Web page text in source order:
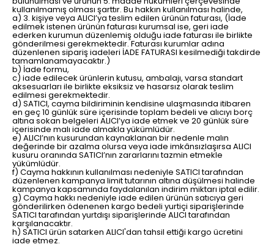
kullanılmamış olması şarttır. Bu hakkın kullanılması halinde,
a) 3. kişiye veya ALICI’ya teslim edilen ürünün faturası, (İade
edilmek istenen ürünün faturası kurumsal ise, geri iade
ederken kurumun düzenlemiş olduğu iade faturası ile birlikte
gönderilmesi gerekmektedir. Faturası kurumlar adına
düzenlenen sipariş iadeleri İADE FATURASI kesilmediği takdirde
tamamlanamayacaktır.)
b) İade formu,
c) iade edilecek ürünlerin kutusu, ambalajı, varsa standart
aksesuarları ile birlikte eksiksiz ve hasarsız olarak teslim
edilmesi gerekmektedir.
d) SATICI, cayma bildiriminin kendisine ulaşmasında itibaren
en geç 10 günlük süre içerisinde toplam bedeli ve alıcıyı borç
altına sokan belgeleri ALICI’ya iade etmek ve 20 günlük süre
içerisinde malı iade almakla yükümlüdür.
e) ALICI’nın kusurundan kaynaklanan bir nedenle malın
değerinde bir azalma olursa veya iade imkânsızlaşırsa ALICI
kusuru oranında SATICI’nın zararlarını tazmin etmekle
yükümlüdür.
f) Cayma hakkının kullanılması nedeniyle SATICI tarafından
düzenlenen kampanya limit tutarının altına düşülmesi halinde
kampanya kapsamında faydalanılan indirim miktarı iptal edilir.
g) Cayma hakkı nedeniyle iade edilen ürünün satıcıya geri
gönderilirken ödenenen kargo bedeli yurtiçi siparişlerinde
SATICI tarafından yurtdışı siparişlerinde ALICI tarafından
karşılanacaktır.
h) SATICI ürün satarken ALICI'dan tahsil ettiği kargo ücretini
iade etmez.